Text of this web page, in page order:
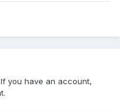
you have an account,